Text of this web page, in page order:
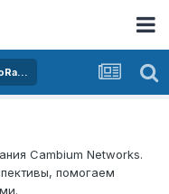
Cambium Networks.
помогаем